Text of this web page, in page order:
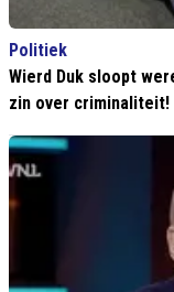
Politiek
Wierd Duk sloopt
zin over criminaliteit!